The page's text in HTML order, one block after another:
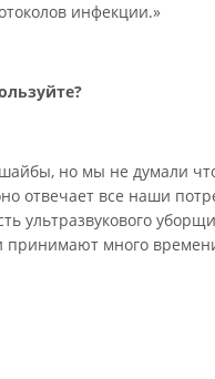
инфекции.»
но мы не думали
отвечает все наши
ультразвукового
много